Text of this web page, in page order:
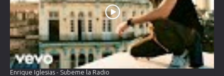
Enrique Iglesias - Subeme la Radio